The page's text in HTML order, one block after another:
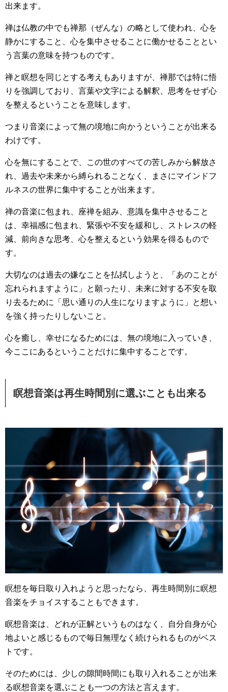
出来ます。
禅は仏教の中でも禅那（ぜんな）の略として使われ、心を
静かにすること、心を集中させることに働かせることとい
う言葉の意味を持つものです。
禅と瞑想を同じとする考えもありますが、禅那では特に悟
りを強調しており、言葉や文字による解釈、思考をせず心
を整えるということを意味します。
つまり音楽によって無の境地に向かうということが出来る
わけです。
心を無にすることで、この世のすべての苦しみから解放さ
れ、過去や未来から縛られることなく、まさにマインドフ
ルネスの世界に集中することが出来ます。
禅の音楽に包まれ、座禅を組み、意識を集中させること
は、幸福感に包まれ、緊張や不安を緩和し、ストレスの軽
減、前向きな思考、心を整えるという効果を得るもので
す。
大切なのは過去の嫌なことを払拭しようと、「あのことが
忘れられますように」と願ったり、未来に対する不安を取
り去るために「思い通りの人生になりますように」と想い
を強く持ったりしないこと。
心を癒し、幸せになるためには、無の境地に入っていき、
今ここにあるということだけに集中することです。
瞑想音楽は再生時間別に選ぶことも出来る
瞑想を毎日取り入れようと思ったなら、再生時間別に瞑想
音楽をチョイスすることもできます。
瞑想音楽は、どれが正解というものはなく、自分自身が心
地よいと感じるもので毎日無理なく続けられるものがベス
トです。
そのためには、少しの隙間時間にも取り入れることが出来
る瞑想音楽を選ぶことも一つの方法と言えます。